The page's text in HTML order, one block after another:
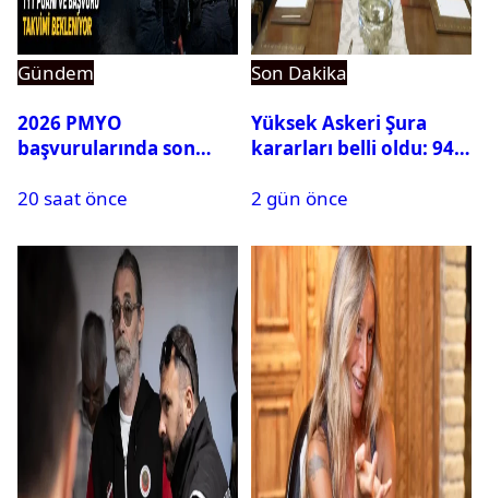
Gündem
2026 PMYO
başvurularında son
20 saat önce
Son Dakika
Yüksek Askeri Şura
kararları belli oldu: 94
2 gün önce